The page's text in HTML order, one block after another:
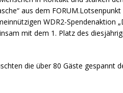
aus dem FORUM.Lotsenpunkt
WDR2-Spendenaktion
mit dem 1. Platz des
die über 80 Gäste gespannt